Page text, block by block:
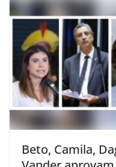
Beto, Camila,